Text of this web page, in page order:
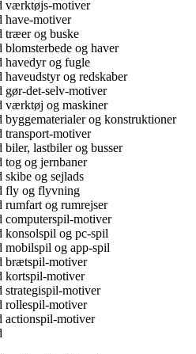
værktøjs-motiver
have-motiver
træer og buske
og haver
havedyr og fugle
og redskaber
gør-det-selv-motiver
værktøj og maskiner
og konstruktioner
transport-motiver
lastbiler og busser
tog og jernbaner
og sejlads
fly og flyvning
rumfart og rumrejser
computerspil-motiver
konsolspil og pc-spil
mobilspil og app-spil
brætspil-motiver
kortspil-motiver
strategispil-motiver
rollespil-motiver
actionspil-motiver